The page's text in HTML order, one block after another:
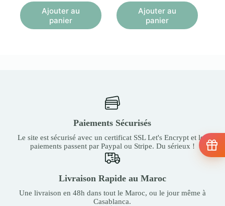
Ajouter au
panier
Ajouter au
panier
Paiements Sécurisés
Le site est sécurisé avec un certificat SSL Let's Encrypt et les
paiements passent par Paypal ou Stripe. Du sérieux !
Livraison Rapide au Maroc
Une livraison en 48h dans tout le Maroc, ou le jour même à
Casablanca.